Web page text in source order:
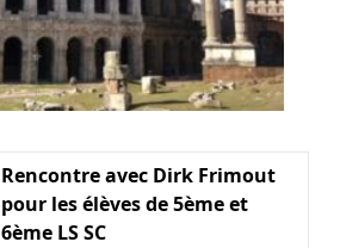
Rencontre avec Dirk Frimout
pour les élèves de 5ème et
6ème LS SC